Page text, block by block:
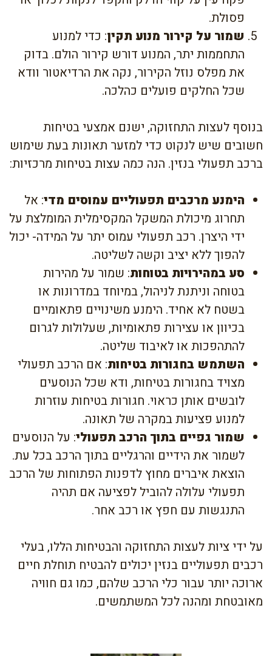
פסולת.
שמור על קירור מנוע תקין: כדי למנוע
התחממות יתר, המנוע דורש קירור הולם. בדוק
את מפלס נוזל הקירור, נקה את הרדיאטור וודא
שכל החלקים פועלים כהלכה.
בנוסף לעצות התחזוקה, ישנם אמצעי בטיחות
חשובים שיש לנקוט כדי למזער תאונות בעת שימוש
ברכב תפעולי בנזין. הנה כמה עצות בטיחות מרכזיות:
הימנע מרכבים תפעוליים עמוסים מדי: אל
תחרוג מיכולת המשקל המקסימלית המומלצת על
ידי היצרן. רכב תפעולי עמוס יתר על המידה- יכול
להפוך ללא יציב וקשה לשליטה.
סע במהירויות בטוחות: שמור על מהירות
בטוחה וניתנת לניהול, במיוחד במדרונות או
בשטח לא אחיד. הימנע משינויים פתאומיים
בכיוון או עצירות פתאומיות, שעלולות לגרום
להתהפכות או לאיבוד שליטה.
השתמש בחגורות בטיחות: אם הרכב תפעולי
מצויד בחגורות בטיחות, ודא שכל הנוסעים
לובשים אותן כראוי. חגורות בטיחות עוזרות
למנוע פציעות במקרה של תאונה.
שמור גפיים בתוך הרכב תפעולי: על הנוסעים
לשמור את הידיים והרגליים בתוך הרכב בכל עת.
הוצאת איברים מחוץ לדפנות הפתוחות של הרכב
תפעולי עלולה להוביל לפציעה אם תהיה
התנגשות עם חפץ או רכב אחר.
על ידי ציות לעצות התחזוקה והבטיחות הללו, בעלי
רכבים תפעוליים בנזין יכולים להבטיח תוחלת חיים
ארוכה יותר עבור כלי הרכב שלהם, כמו גם חוויה
מאובטחת ומהנה לכל המשתמשים.